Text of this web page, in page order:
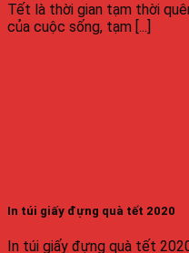
Tết là thời gian tạm thời
của cuộc sống, tạm [...]
In túi giấy đựng quà tết 2020
In túi giấy đựng quà tết